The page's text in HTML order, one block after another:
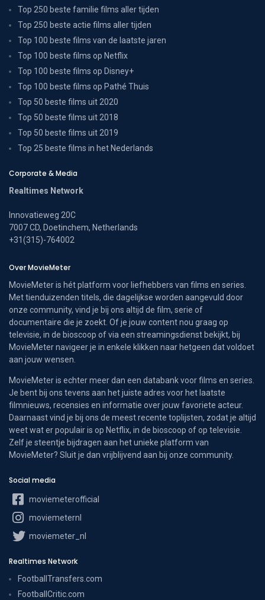
Top 250 beste familie films aller tijden
Top 250 beste actie films aller tijden
Top 100 beste films van de laatste jaren
Top 100 beste films op Netflix
Top 100 beste films op Disney+
Top 100 beste films op Pathé Thuis
Top 50 beste films uit 2020
Top 50 beste films uit 2018
Top 50 beste films uit 2019
Top 25 beste films in het Nederlands
Corporate & Media
Realtimes Network
Innovatieweg 20C
7007 CD, Doetinchem, Netherlands
+31(315)-764002
Over MovieMeter
MovieMeter is hét platform voor liefhebbers van films en series.
Met tienduizenden titels, die dagelijkse worden aangevuld door
onze community, vind je bij ons altijd de film, serie of
documentaire die je zoekt. Of je jouw content nou graag op
televisie, in de bioscoop of via een streamingsdienst bekijkt, bij
MovieMeter navigeer je in enkele klikken naar hetgeen dat voldoet
aan jouw wensen.
MovieMeter is echter meer dan een databank voor films en series.
Je bent bij ons tevens aan het juiste adres voor het laatste
filmnieuws, recensies en informatie over jouw favoriete acteur.
Daarnaast vind je bij ons de meest recente toplijsten, zodat je altijd
weet wat er populair is op Netflix, in de bioscoop of op televisie.
Zelf je steentje bijdragen aan het unieke platform van
MovieMeter? Sluit je dan vrijblijvend aan bij onze community.
Social media
moviemeterofficial
moviemeternl
moviemeter_nl
Realtimes Network
FootballTransfers.com
FootballCritic.com